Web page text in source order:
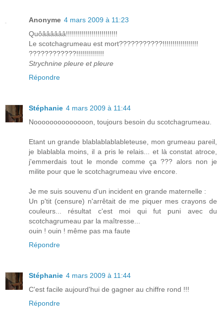
Anonyme 4 mars 2009 à 11:23
Quôââââââ!!!!!!!!!!!!!!!!!!!!!!!!!!
Le scotchagrumeau est mort???????????!!!!!!!!!!!!!!!!!!
????????????!!!!!!!!!!!!!!
Strychnine pleure et pleure
Répondre
Stéphanie 4 mars 2009 à 11:44
Noooooooooooooon, toujours besoin du scotchagrumeau.
Etant un grande blablablablableteuse, mon grumeau pareil,
je blablabla moins, il a pris le relais... et là constat atroce,
j'emmerdais tout le monde comme ça ??? alors non je
milite pour que le scotchagrumeau vive encore.
Je me suis souvenu d'un incident en grande maternelle :
Un p'tit (censure) n'arrêtait de me piquer mes crayons de
couleurs... résultat c'est moi qui fut puni avec du
scotchagrumeau par la maîtresse...
ouin ! ouin ! même pas ma faute
Répondre
Stéphanie 4 mars 2009 à 11:44
C'est facile aujourd'hui de gagner au chiffre rond !!!
Répondre